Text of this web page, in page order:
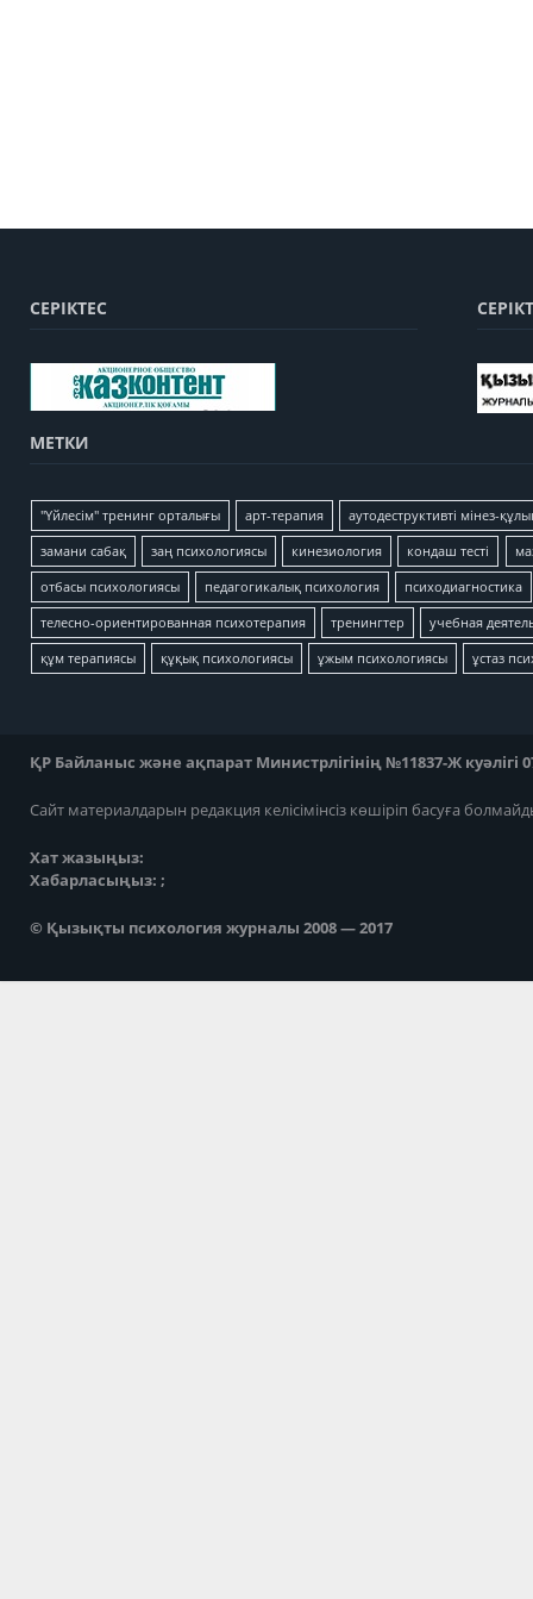
СЕРІКТЕС
МЕТКИ
"Үйлесім" тренинг орталығы арт-терапия аутодеструктивті мінез-
замани сабақ заң психологиясы кинезиология кондаш тесті
отбасы психологиясы педагогикалық психология психодиагностика
телесно-ориентированная психотерапия тренингтер учебная
құм терапиясы құқық психологиясы ұжым психологиясы ұстаз
ҚР Байланыс және ақпарат Министрлігінің №11837-Ж куәлігі
Сайт материалдарын редакция келісімінсіз көшіріп басуға
Хат жазыңыз:
Хабарласыңыз: ;
© Қызықты психология журналы 2008 — 2017